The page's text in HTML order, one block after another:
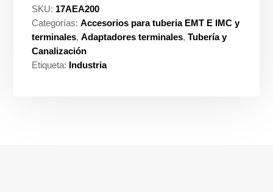
2''
Importadoada
cantidad
SKU: 17AEA200
Categorías:Accesorios para tuberia EMT E IMC y
terminales,Adaptadores terminales,Tubería y
Canalización
Etiqueta: Industria